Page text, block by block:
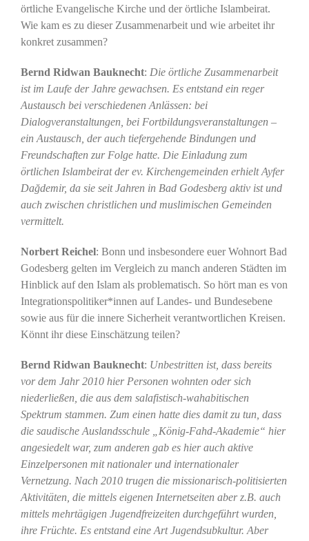
örtliche Evangelische Kirche und der örtliche Islambeirat.
Wie kam es zu dieser Zusammenarbeit und wie arbeitet ihr
konkret zusammen?
Bernd Ridwan Bauknecht: Die örtliche Zusammenarbeit
ist im Laufe der Jahre gewachsen. Es entstand ein reger
Austausch bei verschiedenen Anlässen: bei
Dialogveranstaltungen, bei Fortbildungsveranstaltungen –
ein Austausch, der auch tiefergehende Bindungen und
Freundschaften zur Folge hatte. Die Einladung zum
örtlichen Islambeirat der ev. Kirchengemeinden erhielt Ayfer
Dağdemir, da sie seit Jahren in Bad Godesberg aktiv ist und
auch zwischen christlichen und muslimischen Gemeinden
vermittelt.
Norbert Reichel: Bonn und insbesondere euer Wohnort Bad
Godesberg gelten im Vergleich zu manch anderen Städten im
Hinblick auf den Islam als problematisch. So hört man es von
Integrationspolitiker*innen auf Landes- und Bundesebene
sowie aus für die innere Sicherheit verantwortlichen Kreisen.
Könnt ihr diese Einschätzung teilen?
Bernd Ridwan Bauknecht: Unbestritten ist, dass bereits
vor dem Jahr 2010 hier Personen wohnten oder sich
niederließen, die aus dem salafistisch-wahabitischen
Spektrum stammen. Zum einen hatte dies damit zu tun, dass
die saudische Auslandsschule „König-Fahd-Akademie“ hier
angesiedelt war, zum anderen gab es hier auch aktive
Einzelpersonen mit nationaler und internationaler
Vernetzung. Nach 2010 trugen die missionarisch-politisierten
Aktivitäten, die mittels eigenen Internetseiten aber z.B. auch
mittels mehrtägigen Jugendfreizeiten durchgeführt wurden,
ihre Früchte. Es entstand eine Art Jugendsubkultur. Aber